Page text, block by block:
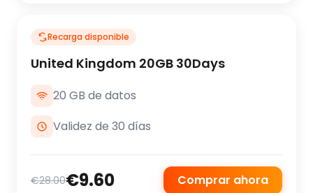
Recarga disponible
United Kingdom 20GB 30Days
20 GB de datos
Validez de 30 días
€28.00€9.60 Comprar ahora